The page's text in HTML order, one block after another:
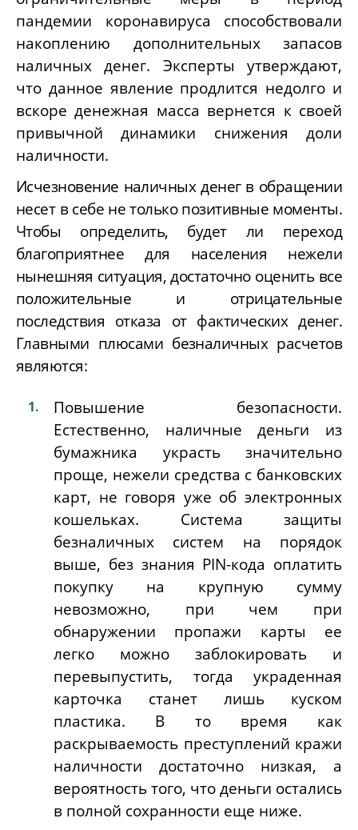
пандемии коронавируса способствовали
накоплению дополнительных запасов
наличных денег. Эксперты утверждают,
что данное явление продлится недолго и
вскоре денежная масса вернется к своей
привычной динамики снижения доли
наличности.
Исчезновение наличных денег в обращении
несет в себе не только позитивные моменты.
Чтобы определить, будет ли переход
благоприятнее для населения нежели
нынешняя ситуация, достаточно оценить все
положительные и отрицательные
последствия отказа от фактических денег.
Главными плюсами безналичных расчетов
являются:
Повышение безопасности.
Естественно, наличные деньги из
бумажника украсть значительно
проще, нежели средства с банковских
карт, не говоря уже об электронных
кошельках. Система защиты
безналичных систем на порядок
выше, без знания PIN-кода оплатить
покупку на крупную сумму
невозможно, при чем при
обнаружении пропажи карты ее
легко можно заблокировать и
перевыпустить, тогда украденная
карточка станет лишь куском
пластика. В то время как
раскрываемость преступлений кражи
наличности достаточно низкая, а
вероятность того, что деньги остались
в полной сохранности еще ниже.